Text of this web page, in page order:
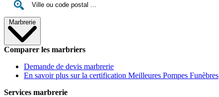
Marbrerie
Comparer les marbriers
Demande de devis marbrerie
En savoir plus sur la certification Meilleures Pompes Funèbres
Services marbrerie